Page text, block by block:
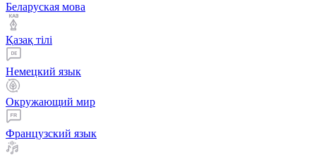
Беларуская мова
Қазақ тiлi
Немецкий язык
Окружающий мир
Французский язык